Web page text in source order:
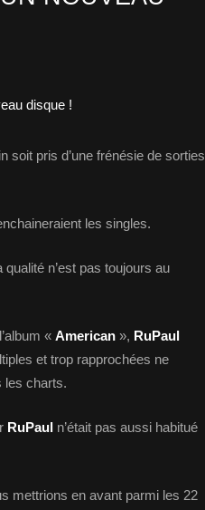
soit pris d’une frénésie de sorties
les singles.
n’est pas toujours au
« American », RuPaul
et trop rapprochées ne
les charts.
RuPaul n’était pas aussi habitué
mettrions en avant parmi les 22